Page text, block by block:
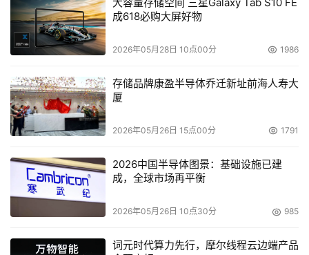
成618必购大屏好物
2026年05月28日 10点00分 1986
存储品牌康盈半导体乔迁新址前海人寿大
厦
2026年05月26日 15点00分 1791
2026中国半导体图景：基础设施已建
成，全球市场再平衡
2026年05月26日 10点30分 985
词元时代算力先行，摩尔线程云边端产品